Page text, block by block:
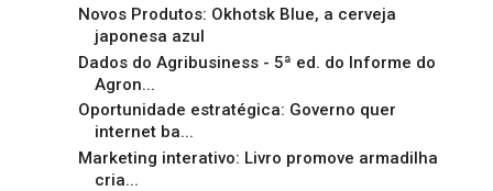
Novos Produtos: Okhotsk Blue, a cerveja
japonesa azul
Dados do Agribusiness - 5ª ed. do Informe do
Agron...
Oportunidade estratégica: Governo quer
internet ba...
Marketing interativo: Livro promove armadilha
cria...